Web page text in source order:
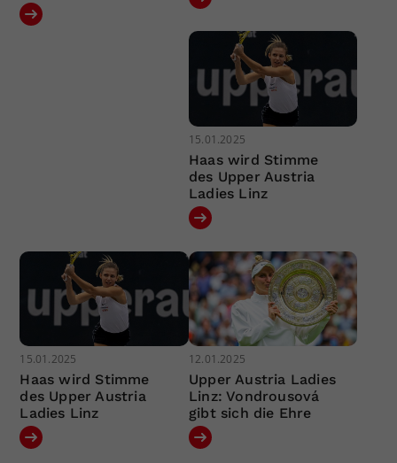
15.01.2025
Haas wird Stimme
des Upper Austria
Ladies Linz
15.01.2025
Haas wird Stimme
des Upper Austria
Ladies Linz
12.01.2025
Upper Austria Ladies
Linz: Vondrousová
gibt sich die Ehre